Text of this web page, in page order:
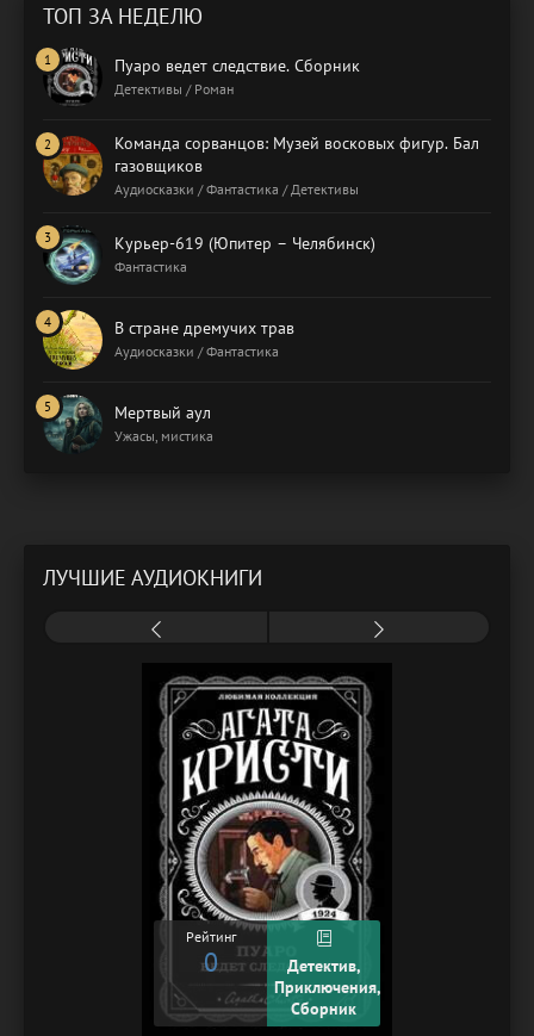
ТОП ЗА НЕДЕЛЮ
Пуаро ведет следствие. Сборник
Детективы / Роман
Команда сорванцов: Музей восковых фигур. Бал
газовщиков
Аудиосказки / Фантастика / Детективы
Курьер-619 (Юпитер – Челябинск)
Фантастика
В стране дремучих трав
Аудиосказки / Фантастика
Мертвый аул
Ужасы, мистика
ЛУЧШИЕ АУДИОКНИГИ
Рейтинг
0
Детектив,
Приключения,
Сборник